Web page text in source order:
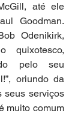
até ele
Goodman.
Odenikirk,
quixotesco,
pelo seu
oriundo da
seus serviços
muito comum